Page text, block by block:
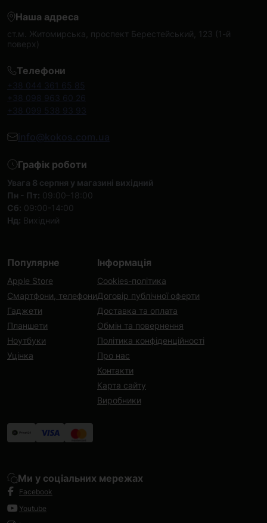
Наша адреса
ст.м. Житомирська, проспект Берестейський, 123 (1-й
поверх)
Телефони
+38 044 361 65 85
+38 098 963 60 26
+38 099 538 93 93
info@kokos.com.ua
Графік роботи
Увага 8 серпня у магазині вихідний
Пн - Пт: 09:00–18:00
Сб: 09:00-14:00
Нд: Вихідний
Популярне
Apple Store
Смартфони, телефони
Гаджети
Планшети
Ноутбуки
Уцінка
Інформація
Cookies-політика
Договір публічної оферти
Доставка та оплата
Обмін та повернення
Політика конфіденційності
Про нас
Контакти
Карта сайту
Виробники
Ми у соціальних мережах
Facebook
Youtube